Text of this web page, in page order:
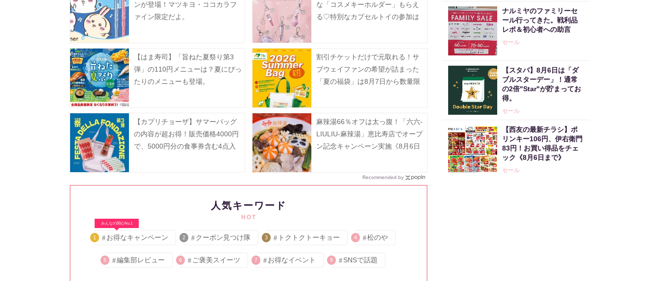
ンが登場！マツキヨ・ココカラフ
ァイン限定だよ。
な「コスメキーホルダー」もらえ
る♡特別なカプセルトイの参加は
【はま寿司】「旨ねた夏祭り第3
弾」の110円メニューは？夏にぴっ
たりのメニューも登場。
割引チケットだけで元取れる！サ
ブウェイファンの希望が詰まった
「夏の福袋」は8月7日から数量限
【カプリチョーザ】サマーバッグ
の内容が超お得！販売価格4000円
で、5000円分の食事券含む4点入
麻辣湯66％オフは太っ腹！「六六-
LIULIU-麻辣湯」恵比寿店でオープ
ン記念キャンペーン実施《8月6日
Recommended by
人気キーワード
HOT
みんなの関心No.1
1 お得なキャンペーン 2 クーポン見つけ隊 3 トクトクトーキョー 4 松のや
5 編集部レビュー 6 ご褒美スイーツ 7 お得なイベント 8 SNSで話題
ナルミヤのファミリーセ
ール行ってきた。戦利品
レポ＆初心者への助言
セール
【スタバ】8月6日は「ダ
ブルスターデー」！通常
の2倍"Star"が貯まってお
得。
セール
【西友の最新チラシ】ポ
リンキー106円、伊右衛門
83円！お買い得品をチェ
ック《8月6日まで》
セール